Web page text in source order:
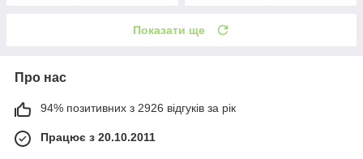
Показати ще
Про нас
94% позитивних з 2926 відгуків за рік
Працює з 20.10.2011